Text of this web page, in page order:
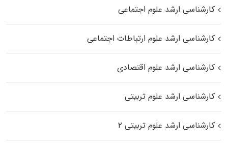
کارشناسی ارشد علوم اجتماعی
کارشناسی ارشد علوم ارتباطات اجتماعی
کارشناسی ارشد علوم اقتصادی
کارشناسی ارشد علوم تربیتی
کارشناسی ارشد علوم تربیتی ۲